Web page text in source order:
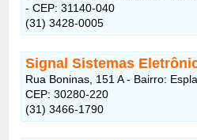
- CEP: 31140-040
(31) 3428-0005
Signal Sistemas
Rua Boninas, 151 A - Bairro:
CEP: 30280-220
(31) 3466-1790